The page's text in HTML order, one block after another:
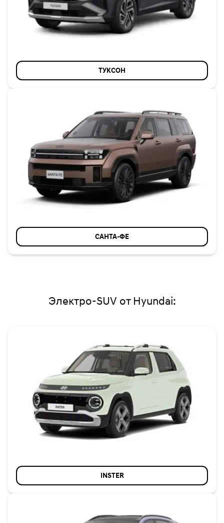
ТУКСОН
САНТА-ФЕ
Электро-SUV от Hyundai:
INSTER